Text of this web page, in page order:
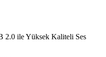
2.0 ile Yüksek Kaliteli Ses